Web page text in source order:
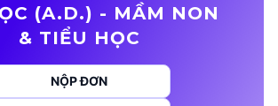
(A.D.) - MẦM NON
& TIỂU HỌC
NỘP ĐƠN